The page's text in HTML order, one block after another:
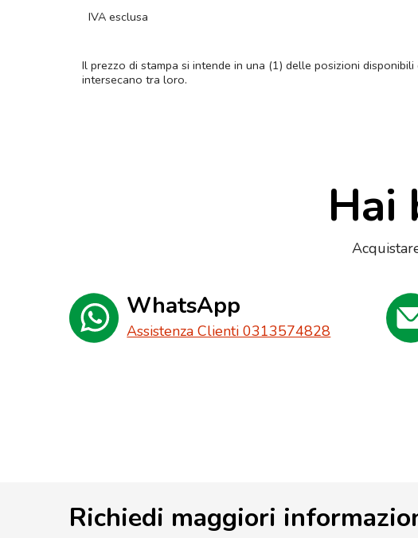
IVA esclusa
Il prezzo di stampa si intende in una (1) delle posizioni
intersecano tra loro.
Hai
WhatsApp
Assistenza Clienti 0313574828
Richiedi maggiori